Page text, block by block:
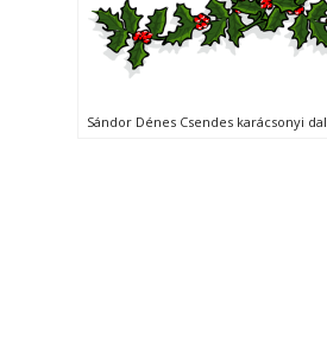
Sándor Dénes Csendes karácsonyi dal